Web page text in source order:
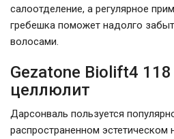
салоотделение, а регулярное
гребешка поможет надолго
волосами.
Gezatone Biolift4
целлюлит
Дарсонваль пользуется
распространенном эстетическом